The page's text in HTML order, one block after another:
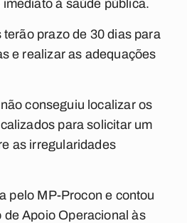
à saúde pública.
prazo de 30 dias para
e realizar as adequações
não conseguiu localizar os
para solicitar um
as irregularidades
pelo MP-Procon e contou
de Apoio Operacional às